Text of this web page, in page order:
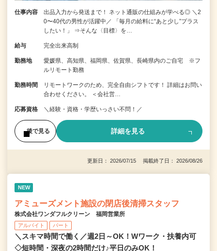
仕事内容
出品入力から発送まで！ ネット通販の仕組みが学べる◎ ＼2
0〜40代の男性が活躍中／ 「毎月の給料に“あと少し”プラス
したい！」 ⇒そんな〈目標〉を…
給与 完全出来高制
勤務地
愛媛県、高知県、福岡県、佐賀県、長崎県内のご自宅 ※フ
ルリモート勤務
勤務時間
リモートワークのため、完全自由シフトです！ 詳細はお問い
合わせください。 ＜会社営…
応募資格 ＼経験・資格・学歴いっさい不問！／
後で見る 詳細を見る
更新日： 2026/07/15 掲載終了日： 2026/08/26
NEW
アミューズメント施設の閉店後清掃スタッフ
株式会社ワンダフルクリーン 福岡営業所
アルバイト パート
＼スキマ時間で働く／週2日～OK！Wワーク・扶養内可
◇短時間・深夜の2時間だけ♪平日のみOK！